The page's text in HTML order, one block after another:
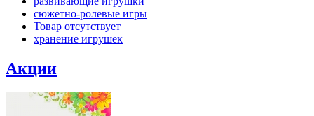
сюжетно-ролевые игры
Товар отсутствует
хранение игрушек
Акции